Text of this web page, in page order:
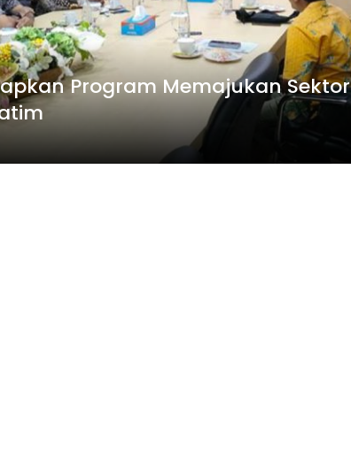
Program Memajukan Sektor